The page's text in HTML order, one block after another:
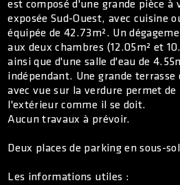
est composé d'une grande pièce à
exposée Sud-Ouest, avec cuisine
équipée de 42.73m². Un
aux deux chambres (12.05m² et
ainsi que d'une salle d'eau de
indépendant. Une grande terrasse
avec vue sur la verdure permet
l'extérieur comme il se doit.
Aucun travaux à prévoir.
Deux places de parking en sous-
Les informations utiles :